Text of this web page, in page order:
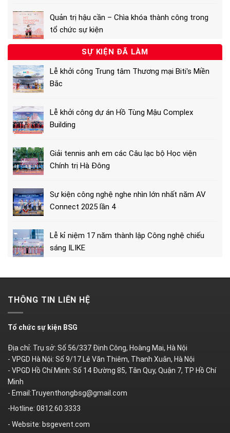
Quản trị hậu cần – Chìa khóa thành công trong
tổ chức sự kiện
SỰ KIỆN ĐÃ LÀM
Lễ khởi công Trung tâm Thương mại Biti's Miền
Bắc
Lễ khởi công dự án Hồ Tùng Mậu Complex
Building
Giải tennis anh em các Câu lạc bộ Học viện
Chính trị Hà Đông
Sự kiện công nghệ nghe nhìn lớn nhất năm AV
Connect 2025 lần 4
Lễ kỉ niệm 17 năm thành lập Công nghệ chiếu
sáng ILIKE
THÔNG TIN LIÊN HỆ
Tổ chức sự kiện BSG
Địa chỉ: Trụ sở: Số 56/337 Định Công, Hoàng Mai, Hà Nội
- VPGD Hà Nội: Số 9/17 Lê Văn Thiêm, Thanh Xuân, Hà Nội
- VPGD Hồ Chí Minh: Số 14 Đường 85, Tân Quy, Quận 7, TP Hồ Chí
Minh
- Email:Truyenthongbsg@gmail.com
-Hotline: 0812.60.3333
- Website: bsgevent.com